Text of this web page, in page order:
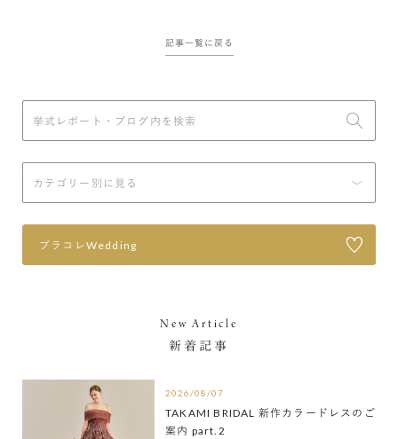
記事一覧に戻る
プラコレWedding
New Article
新着記事
2026/08/07
TAKAMI BRIDAL 新作カラードレスのご
案内 part.2